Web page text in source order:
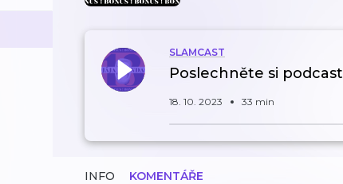
SLAMCAST
Poslechněte si podcast
18. 10. 2023 33 min
INFO KOMENTÁŘE